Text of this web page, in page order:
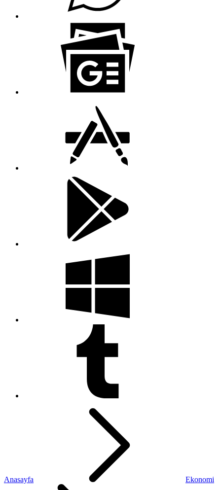
Anasayfa Ekonomi